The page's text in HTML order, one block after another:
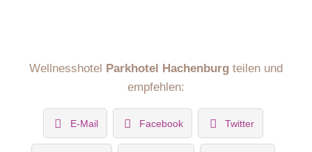
Wellnesshotel Parkhotel Hachenburg teilen und
empfehlen:
E-Mail Facebook Twitter